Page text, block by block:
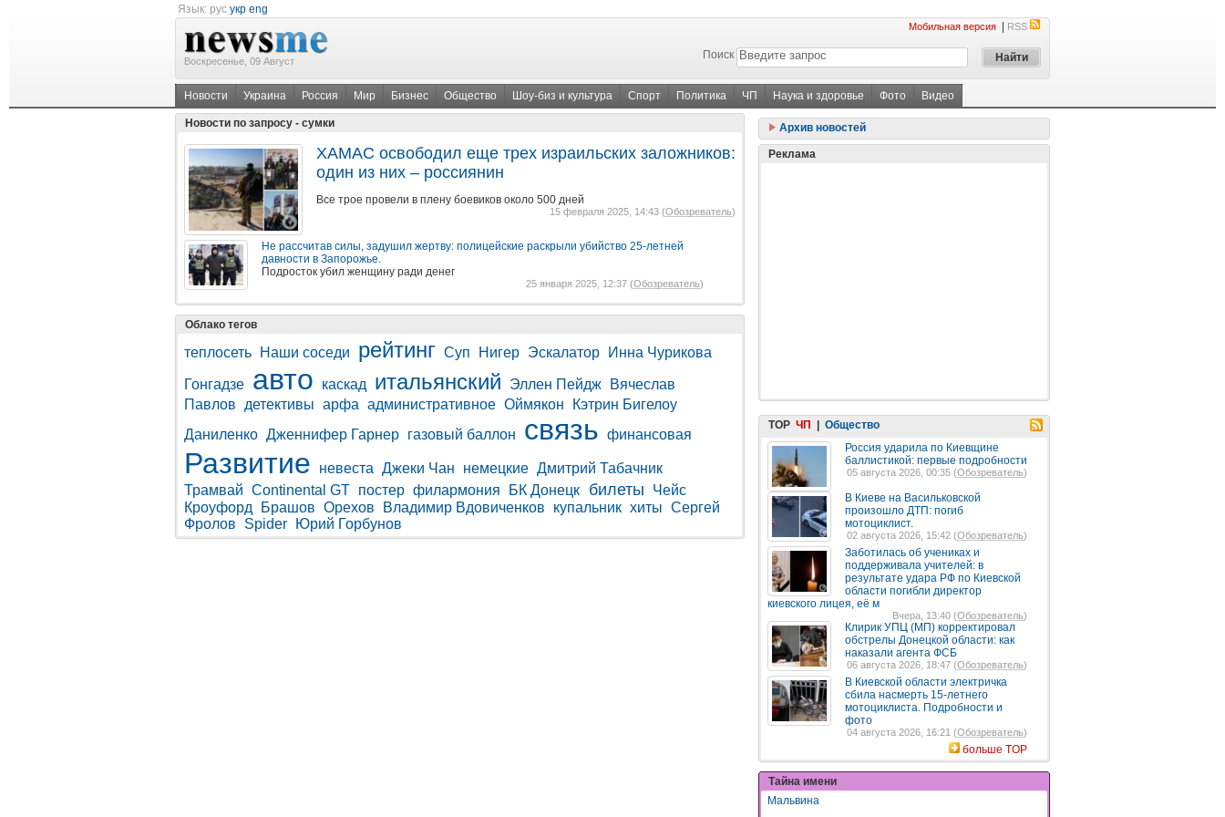
Язык: рус укр eng
Воскресенье, 09 Август
Мобильная версия RSS
Поиск
Новости Украина Россия Мир Бизнес Общество Шоу-биз и культура Спорт Политика ЧП Наука и здоровье Фото Видео
Новости по запросу - сумки
ХАМАС освободил еще трех израильских заложников:
один из них – россиянин
Все трое провели в плену боевиков около 500 дней
15 февраля 2025, 14:43 (Обозреватель)
Не рассчитав силы, задушил жертву: полицейские раскрыли убийство 25-летней
давности в Запорожье.
Подросток убил женщину ради денег
25 января 2025, 12:37 (Обозреватель)
Облако тегов
теплосеть Наши соседи рейтинг Суп Нигер Эскалатор Инна Чурикова
Гонгадзе авто каскад итальянский Эллен Пейдж
Вячеслав
Павлов
детективы арфа административное Оймякон
Кэтрин Бигелоу
Даниленко Дженнифер Гарнер газовый баллон связь финансовая
Развитие невеста Джеки Чан немецкие Дмитрий Табачник
Трамвай Continental GT постер филармония БК Донецк билеты
Чейс
Кроуфорд
Брашов Орехов Владимир Вдовиченков купальник хиты Сергей
Фролов
Spider Юрий Горбунов
Архив новостей
Реклама
TOP ЧП
Общество
Россия ударила по Киевщине
баллистикой: первые подробности
05 августа 2026, 00:35 (Обозреватель)
В Киеве на Васильковской
произошло ДТП: погиб
мотоциклист.
02 августа 2026, 15:42 (Обозреватель)
Заботилась об учениках и
поддерживала учителей: в
результате удара РФ по Киевской
области погибли директор
киевского лицея, её м
Вчера, 13:40 (Обозреватель)
Клирик УПЦ (МП) корректировал
обстрелы Донецкой области: как
наказали агента ФСБ
06 августа 2026, 18:47 (Обозреватель)
В Киевской области электричка
сбила насмерть 15-летнего
мотоциклиста. Подробности и
фото
04 августа 2026, 16:21 (Обозреватель)
больше TOP
Тайна имени
Мальвина